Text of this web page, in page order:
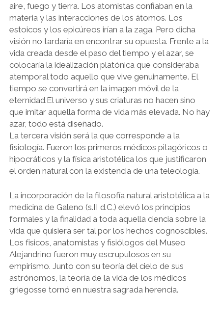
aire, fuego y tierra. Los atomistas confiaban en la
materia y las interacciones de los átomos. Los
estoicos y los epicúreos irían a la zaga. Pero dicha
visión no tardaría en encontrar su opuesta. Frente a la
vida creada desde el paso del tiempo y el azar, se
colocaría la idealización platónica que consideraba
atemporal todo aquello que vive genuinamente. El
tiempo se convertirá en la imagen móvil de la
eternidad.El universo y sus criaturas no hacen sino
que imitar aquella forma de vida más elevada. No hay
azar, todo está diseñado.
La tercera visión será la que corresponde a la
fisiología. Fueron los primeros médicos pitagóricos o
hipocráticos y la física aristotélica los que justificaron
el orden natural con la existencia de una teleología.
La incorporación de la filosofía natural aristotélica a la
medicina de Galeno (s.II d.C.) elevó los principios
formales y la finalidad a toda aquella ciencia sobre la
vida que quisiera ser tal por los hechos cognoscibles.
Los físicos, anatomistas y fisiólogos del Museo
Alejandrino fueron muy escrupulosos en su
empirismo. Junto con su teoría del cielo de sus
astrónomos, la teoría de la vida de los médicos
griegosse tornó en nuestra sagrada herencia.